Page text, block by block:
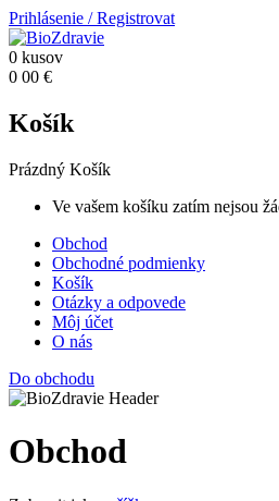
Prihlásenie /Registrovat
0 kusov
0 00 €
Košík
Prázdný Košík
Ve vašem košíku zatím nejsou
Obchod
Obchodné podmienky
Košík
Otázky a odpovede
Môj účet
O nás
Do obchodu
Obchod